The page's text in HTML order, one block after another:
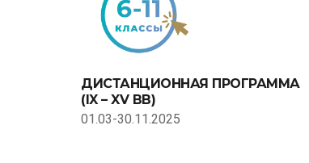
ДИСТАНЦИОННАЯ ПРОГРАММА
(IX – XV ВВ)
01.03-30.11.2025